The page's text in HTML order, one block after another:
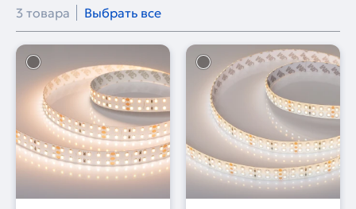
3 товара Выбрать все